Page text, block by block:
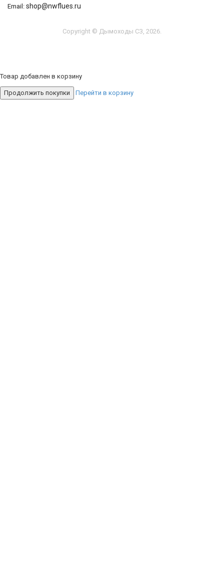
Email: shop@nwflues.ru
Copyright © Дымоходы СЗ, 2026.
Товар добавлен в корзину
Продолжить покупки Перейти в корзину